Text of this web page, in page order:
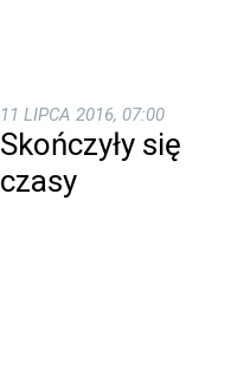
11 LIPCA 2016, 07:00
Skończyły się
czasy